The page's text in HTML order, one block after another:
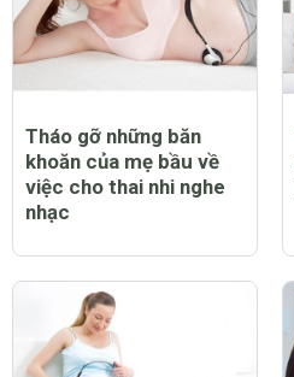
Tháo gỡ những băn
khoăn của mẹ bầu về
việc cho thai nhi nghe
nhạc